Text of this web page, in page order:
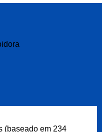
(baseado em 234